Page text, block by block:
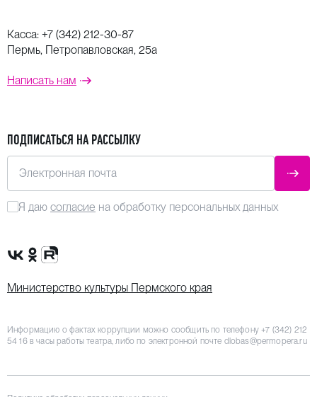
Касса: +7 (342) 212-30-87
Пермь, Петропавловская, 25а
Написать нам
ПОДПИСАТЬСЯ НА РАССЫЛКУ
Электронная почта
Я даю согласие на обработку персональных данных
Сообщество VK
Группа в одноклассниках
Канал Rutube
Министерство культуры Пермского края
Информацию о фактах коррупции можно сообщить по телефону+7 (342) 212
54 16в часы работы театра, либо по электронной почте dlobas@permopera.ru